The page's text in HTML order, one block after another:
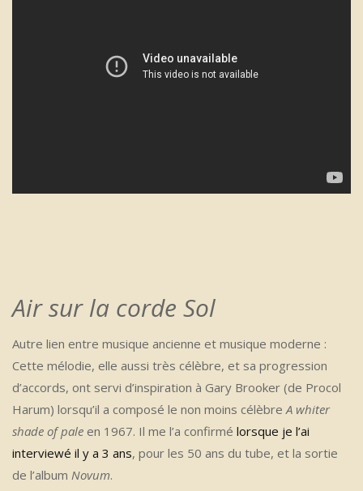
Air sur la corde Sol
Autre lien entre musique ancienne et musique moderne :
Cette mélodie, elle aussi très célèbre, et sa progression
d’accords, ont servi d’inspiration à Gary Brooker (de Procol
Harum) lorsqu’il a composé le non moins célèbre A whiter
shade of pale en 1967. Il me l’a confirmé lorsque je l’ai
interviewé il y a 3 ans, pour les 50 ans du tube, et la sortie
de l’album Novum.